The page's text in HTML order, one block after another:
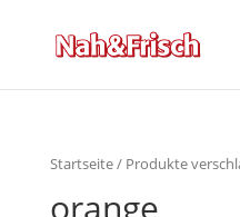
Startseite/ Produkte
orange